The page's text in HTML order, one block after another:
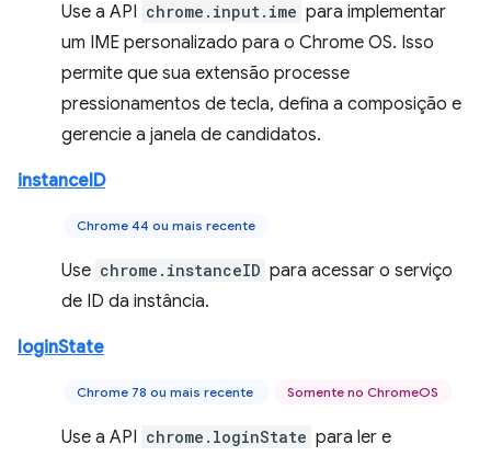
Use a API chrome.input.ime para implementar
um IME personalizado para o Chrome OS. Isso
permite que sua extensão processe
pressionamentos de tecla, defina a composição e
gerencie a janela de candidatos.
instanceID
Chrome 44 ou mais recente
Use chrome.instanceID para acessar o serviço
de ID da instância.
loginState
Chrome 78 ou mais recente Somente no ChromeOS
Use a API chrome.loginState para ler e